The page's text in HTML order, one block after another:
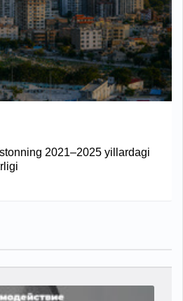
2021–2025 yillardagi